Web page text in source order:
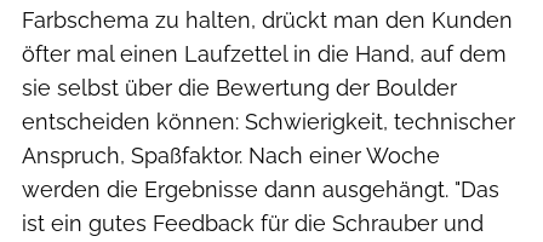
Farbschema zu halten, drückt man den Kunden
öfter mal einen Laufzettel in die Hand, auf dem
sie selbst über die Bewertung der Boulder
entscheiden können: Schwierigkeit, technischer
Anspruch, Spaßfaktor. Nach einer Woche
werden die Ergebnisse dann ausgehängt. "Das
ist ein gutes Feedback für die Schrauber und